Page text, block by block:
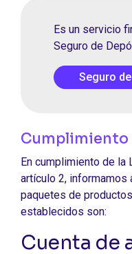
Es un servicio
Seguro de
Seguro
En cumplimiento de la
artículo 2,
paquetes de
establecidos son:
Cuenta de